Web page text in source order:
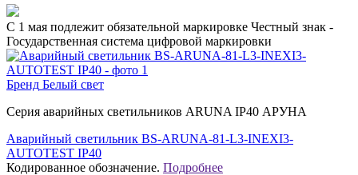
C 1 мая подлежит обязательной маркировке Честный знак -
Государственная система цифровой маркировки
Бренд Белый свет
Серия аварийных светильников ARUNA IP40 АРУНА
Аварийный светильник BS-ARUNA-81-L3-INEXI3-
AUTOTEST IP40
Кодированное обозначение. Подробнее